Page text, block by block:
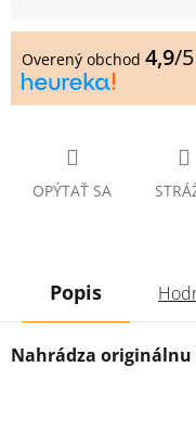
OPÝTAŤ SA
cena:
Overený obchod 4,9/5
Popis
Nahrádza